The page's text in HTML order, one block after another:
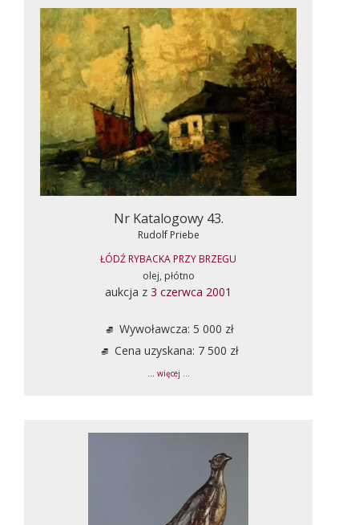
Nr Katalogowy 43.
Rudolf Priebe
ŁÓDŹ RYBACKA PRZY BRZEGU
olej, płótno
aukcja z 3 czerwca 2001
Wywoławcza: 5 000 zł
Cena uzyskana: 7 500 zł
... więcej ...